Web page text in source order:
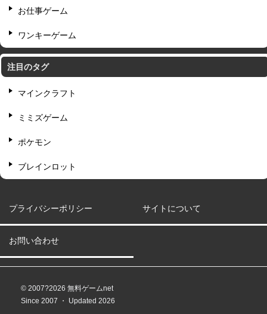
お仕事ゲーム
ワンキーゲーム
注目のタグ
マインクラフト
ミミズゲーム
ポケモン
ブレインロット
プライバシーポリシー サイトについて
お問い合わせ
© 2007?2026 無料ゲームnet
Since 2007 ・ Updated 2026